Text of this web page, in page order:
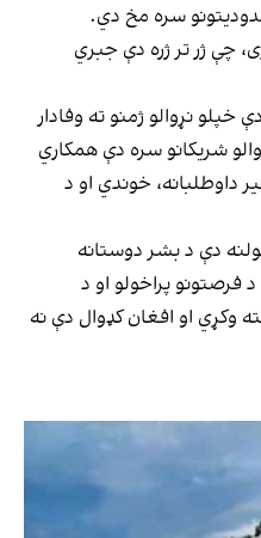
سره مخ دي.
چې ژر تر ژره دې جبري
خپلو نړوالو ژمنو ته وفادار
شریکانو سره دې همکاري
داوطلبانه، خوندي او د
دې د بشر دوستانه
فرصتونو پراخولو او د
وکړي او افغان کډوال دې نه